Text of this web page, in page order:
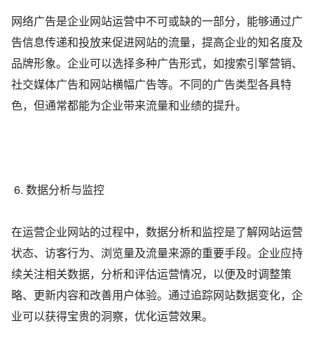
网络广告是企业网站运营中不可或缺的一部分，能够通过广
告信息传递和投放来促进网站的流量，提高企业的知名度及
品牌形象。企业可以选择多种广告形式，如搜索引擎营销、
社交媒体广告和网站横幅广告等。不同的广告类型各具特
色，但通常都能为企业带来流量和业绩的提升。
6. 数据分析与监控
在运营企业网站的过程中，数据分析和监控是了解网站运营
状态、访客行为、浏览量及流量来源的重要手段。企业应持
续关注相关数据，分析和评估运营情况，以便及时调整策
略、更新内容和改善用户体验。通过追踪网站数据变化，企
业可以获得宝贵的洞察，优化运营效果。